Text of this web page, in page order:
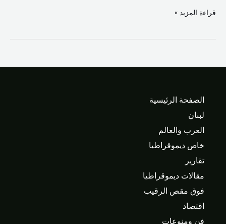
قراءة المزيد »
الصفحة الرئيسية
لبنان
العرب والعالم
خاص ديموقراطيا
تقارير
مقالات ديموقراطيا
فوق مقص الرقيب
اقتصاد
فن ومنوعات